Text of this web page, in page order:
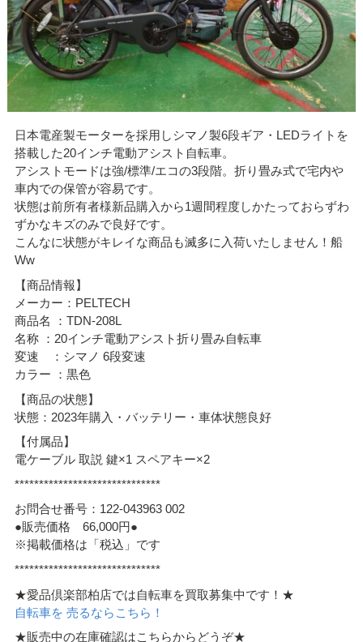
日本電産製モーターを採用しシマノ製6段ギア・LEDライトを
搭載した20インチ電動アシスト自転車。
アシストモードは強/標準/エコの3段階。折り畳み式で宅内や
車内での保管が容易です。
状態は前所有者様新品購入から1週間程度しかたっておらずわ
ずかなキズのみで良好です。
こんなに状態がキレイな商品も滅多に入荷いたしません！船
Ww
【商品情報】
メーカー：PELTECH
商品名 ：TDN-208L
名称 ：20インチ電動アシスト折り畳み自転車
変速 ：シマノ 6段変速
カラー ：黒色
【商品の状態】
状態：2023年購入・バッテリー・車体状態良好
【付属品】
電ケーブル 取説 鍵×1 スペアキー×2
******************************
お問合せ番号：122-043963 002
●販売価格 66,000円●
※掲載価格は「税込」です
******************************
★愛品倶楽部柏店では自転車を買取募集中です！★
自転車を 売るならこちら！
★販売中の在庫確認はこちらからどうぞ★